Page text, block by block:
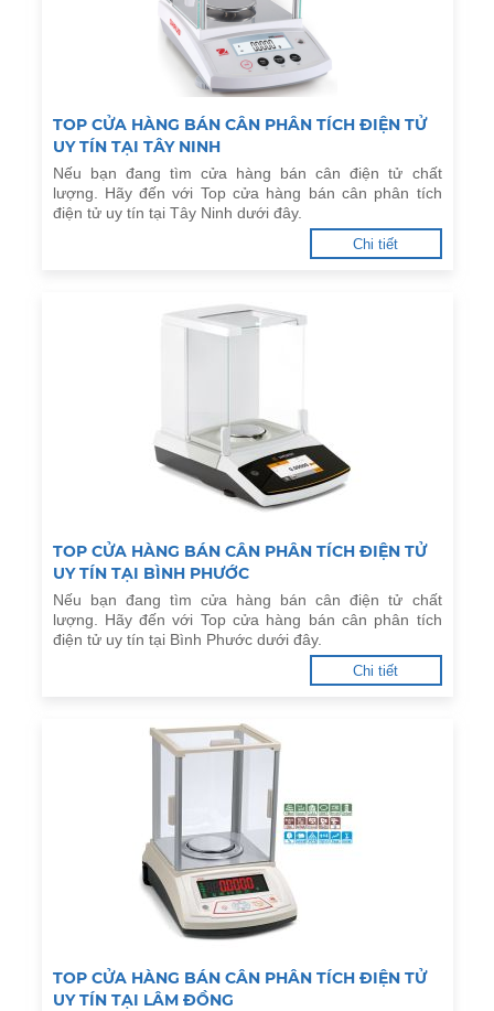
TOP CỬA HÀNG BÁN CÂN PHÂN TÍCH ĐIỆN TỬ
UY TÍN TẠI TÂY NINH
Nếu bạn đang tìm cửa hàng bán cân điện tử chất
lượng. Hãy đến với Top cửa hàng bán cân phân tích
điện tử uy tín tại Tây Ninh dưới đây.
Chi tiết
TOP CỬA HÀNG BÁN CÂN PHÂN TÍCH ĐIỆN TỬ
UY TÍN TẠI BÌNH PHƯỚC
Nếu bạn đang tìm cửa hàng bán cân điện tử chất
lượng. Hãy đến với Top cửa hàng bán cân phân tích
điện tử uy tín tại Bình Phước dưới đây.
Chi tiết
TOP CỬA HÀNG BÁN CÂN PHÂN TÍCH ĐIỆN TỬ
UY TÍN TẠI LÂM ĐỒNG